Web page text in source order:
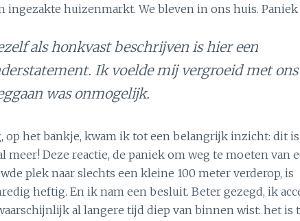
ingezakte huizenmarkt. We bleven in ons huis.
als honkvast beschrijven is hier een
Ik voelde mij vergroeid met ons
was onmogelijk.
op het bankje, kwam ik tot een belangrijk inzicht: dit
meer! Deze reactie, de paniek om weg te moeten van
plek naar slechts een kleine 100 meter verderop, is
heftig. En ik nam een besluit. Beter gezegd, ik
al langere tijd diep van binnen wist: het is